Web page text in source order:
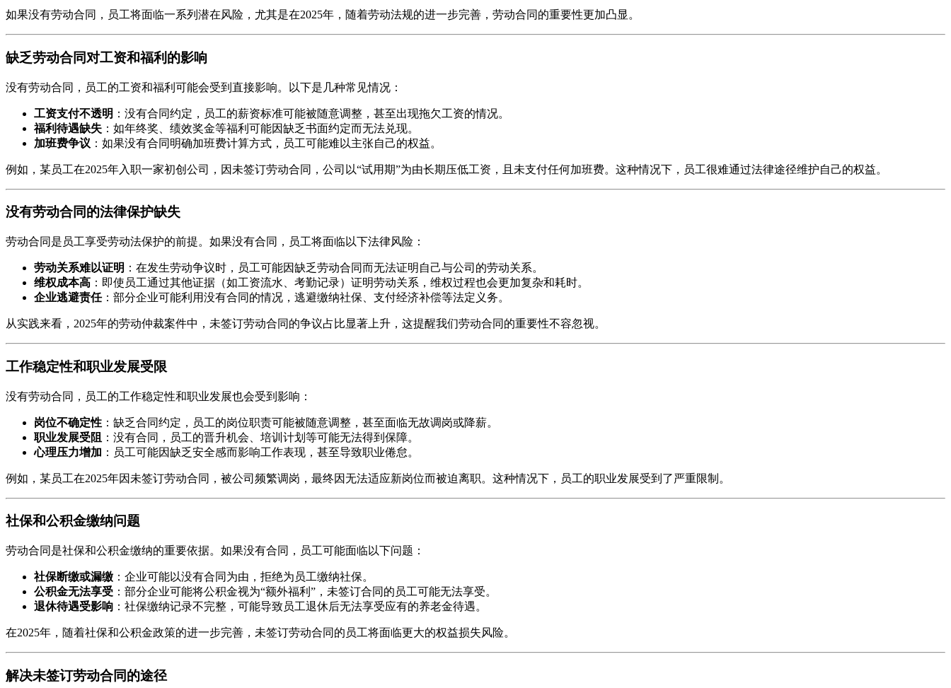
如果没有劳动合同，员工将面临一系列潜在风险，尤其是在2025年，随着劳动法规的进一步完善，劳动合同的重要性更加凸显。
缺乏劳动合同对工资和福利的影响
没有劳动合同，员工的工资和福利可能会受到直接影响。以下是几种常见情况：
工资支付不透明 ：没有合同约定，员工的薪资标准可能被随意调整，甚至出现拖欠工资的情况。
福利待遇缺失 ：如年终奖、绩效奖金等福利可能因缺乏书面约定而无法兑现。
加班费争议 ：如果没有合同明确加班费计算方式，员工可能难以主张自己的权益。
例如，某员工在2025年入职一家初创公司，因未签订劳动合同，公司以“试用期”为由长期压低工资，且未支付任何加班费。这种情况下，员工很难通过法律途径维护自己的权益。
没有劳动合同的法律保护缺失
劳动合同是员工享受劳动法保护的前提。如果没有合同，员工将面临以下法律风险：
劳动关系难以证明 ：在发生劳动争议时，员工可能因缺乏劳动合同而无法证明自己与公司的劳动关系。
维权成本高 ：即使员工通过其他证据（如工资流水、考勤记录）证明劳动关系，维权过程也会更加复杂和耗时。
企业逃避责任：部分企业可能利用没有合同的情况，逃避缴纳社保、支付经济补偿等法定义务。
从实践来看，2025年的劳动仲裁案件中，未签订劳动合同的争议占比显著上升，这提醒我们劳动合同的重要性不容忽视。
工作稳定性和职业发展受限
没有劳动合同，员工的工作稳定性和职业发展也会受到影响：
岗位不确定性 ：缺乏合同约定，员工的岗位职责可能被随意调整，甚至面临无故调岗或降薪。
职业发展受阻 ：没有合同，员工的晋升机会、培训计划等可能无法得到保障。
心理压力增加 ：员工可能因缺乏安全感而影响工作表现，甚至导致职业倦怠。
例如，某员工在2025年因未签订劳动合同，被公司频繁调岗，最终因无法适应新岗位而被迫离职。这种情况下，员工的职业发展受到了严重限制。
社保和公积金缴纳问题
劳动合同是社保和公积金缴纳的重要依据。如果没有合同，员工可能面临以下问题：
社保断缴或漏缴 ：企业可能以没有合同为由，拒绝为员工缴纳社保。
公积金无法享受 ：部分企业可能将公积金视为“额外福利”，未签订合同的员工可能无法享受。
退休待遇受影响 ：社保缴纳记录不完整，可能导致员工退休后无法享受应有的养老金待遇。
在2025年，随着社保和公积金政策的进一步完善，未签订劳动合同的员工将面临更大的权益损失风险。
解决未签订劳动合同的途径